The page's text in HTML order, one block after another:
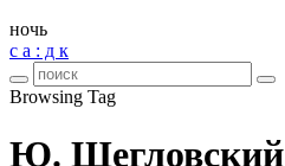
ночь
с а : д к
Browsing Tag
Ю. Щегловский